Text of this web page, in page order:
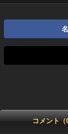
コメント（